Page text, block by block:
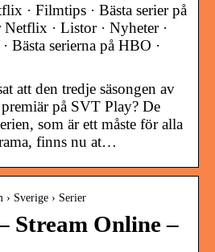
· Filmtips · Bästa serier på
· Listor · Nyheter ·
Bästa serierna på HBO ·
att den tredje säsongen av
på SVT Play? De
som är ett måste för alla
finns nu at…
Sverige › Serier
Stream Online –